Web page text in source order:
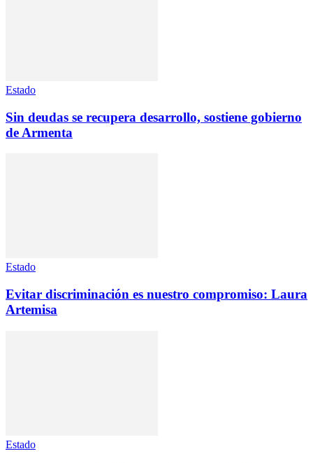
Estado
Sin deudas se recupera desarrollo, sostiene gobierno
de Armenta
Estado
Evitar discriminación es nuestro compromiso: Laura
Artemisa
Estado